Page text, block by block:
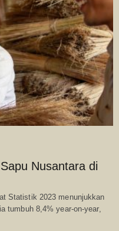
Nusantara di
Statistik 2023 menunjukkan
tumbuh 8,4% year-on-year,